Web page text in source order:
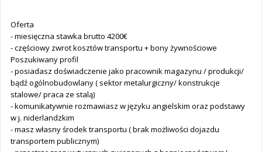
Oferta
- miesięczna stawka brutto 4200€
- częściowy zwrot kosztów transportu + bony żywnościowe
Poszukiwany profil
- posiadasz doświadczenie jako pracownik magazynu / produkcji/
bądź ogólnobudowlany ( sektor metalurgiczny/ konstrukcje
stalowe/ praca ze stalą)
- komunikatywnie rozmawiasz w języku angielskim oraz podstawy
w j. niderlandzkim
- masz własny środek transportu ( brak możliwości dojazdu
transportem publicznym)